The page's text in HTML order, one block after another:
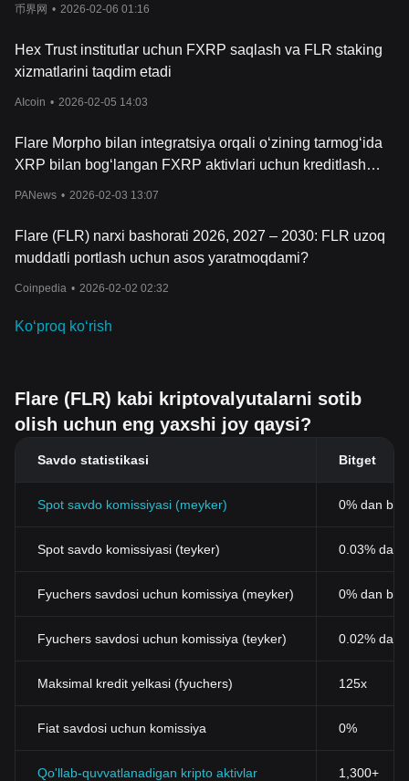
币界网 • 2026-02-06 01:16
Hex Trust institutlar uchun FXRP saqlash va FLR staking
xizmatlarini taqdim etadi
AIcoin • 2026-02-05 14:03
Flare Morpho bilan integratsiya orqali o‘zining tarmog‘ida
XRP bilan bog‘langan FXRP aktivlari uchun kreditlash
PANews • 2026-02-03 13:07
Flare (FLR) narxi bashorati 2026, 2027 – 2030: FLR uzoq
muddatli portlash uchun asos yaratmoqdami?
Coinpedia • 2026-02-02 02:32
Koʻproq koʻrish
Flare (FLR) kabi kriptovalyutalarni sotib
olish uchun eng yaxshi joy qaysi?
Savdo statistikasi Bitget
Spot savdo komissiyasi (meyker) 0% dan
Spot savdo komissiyasi (teyker) 0.03% dan
Fyuchers savdosi uchun komissiya (meyker) 0% dan
Fyuchers savdosi uchun komissiya (teyker) 0.02% dan
Maksimal kredit yelkasi (fyuchers) 125x
Fiat savdosi uchun komissiya 0%
Qo'llab-quvvatlanadigan kripto aktivlar 1,300+